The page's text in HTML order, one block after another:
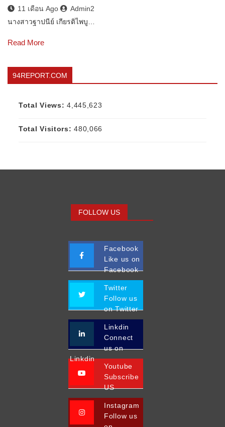
11 เดือน Ago
Admin2
นางสาวฐาปนีย์ เกียรติไพบู…
Read More
94REPORT.COM
Total Views:4,445,623
Total Visitors:480,066
FOLLOW US
Facebook
Like us on
Facebook
Twitter
Follow us
on Twitter
Linkdin
Connect
us on
Linkdin
Youtube
Subscribe
US
Instagram
Follow us